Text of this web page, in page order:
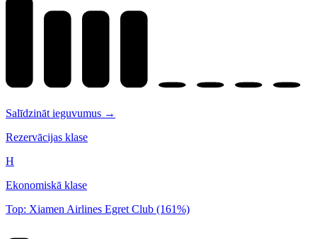
Salīdzināt ieguvumus →
Rezervācijas klase
H
Ekonomiskā klase
Top: Xiamen Airlines Egret Club (161%)